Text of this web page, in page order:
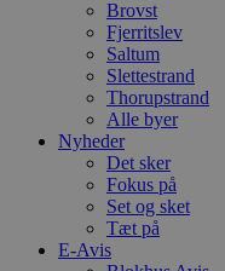
Brovst
Fjerritslev
Saltum
Slettestrand
Thorupstrand
Alle byer
Nyheder
Det sker
Fokus på
Set og sket
Tæt på
E-Avis